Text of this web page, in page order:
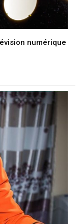
numérique